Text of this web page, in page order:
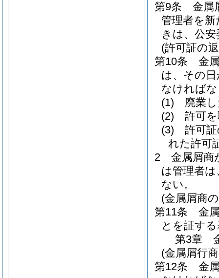
第9条
金属
管理者を
きは、公
(許可証の
第10条
金
は、その
なければ
(1)
廃業
(2)
許可
(3)
許可
れた許可
2
金属屑商
は管理者は
ない。
(金属屑商
第11条
金
とを証す
第3章
(金属屑行
第12条
金